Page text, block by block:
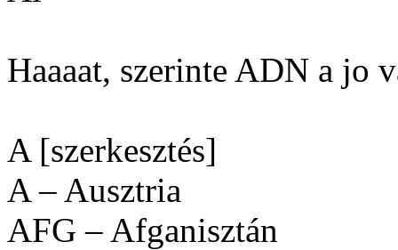
Haaaat, szerinte ADN a jo
A [szerkesztés]
A – Ausztria
AFG – Afganisztán